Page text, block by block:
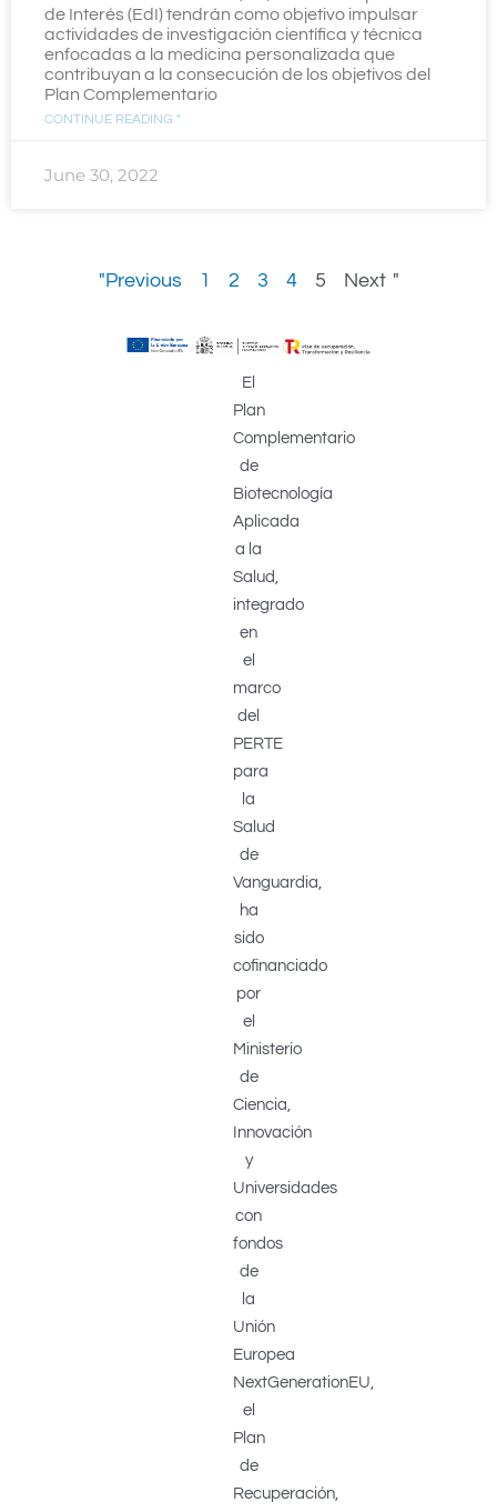
de Interés (EdI) tendrán como objetivo impulsar
actividades de investigación científica y técnica
enfocadas a la medicina personalizada que
contribuyan a la consecución de los objetivos del
Plan Complementario
CONTINUE READING "
June 30, 2022
"Previous 1 2 3 4 5 Next "
El
Plan
Complementario
de
Biotecnología
Aplicada
a la
Salud,
integrado
en
el
marco
del
PERTE
para
la
Salud
de
Vanguardia,
ha
sido
cofinanciado
por
el
Ministerio
de
Ciencia,
Innovación
y
Universidades
con
fondos
de
la
Unión
Europea
NextGenerationEU,
el
Plan
de
Recuperación,